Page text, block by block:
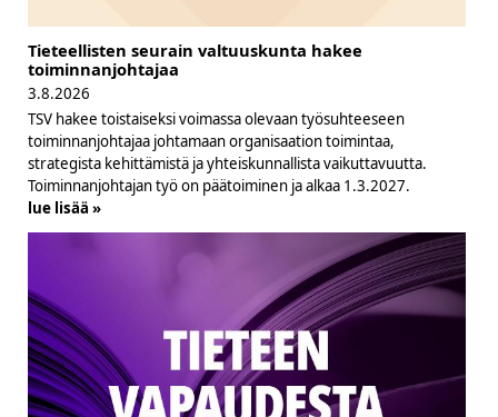
Tieteellisten seurain valtuuskunta hakee
toiminnanjohtajaa
3.8.2026
TSV hakee toistaiseksi voimassa olevaan työsuhteeseen
toiminnanjohtajaa johtamaan organisaation toimintaa,
strategista kehittämistä ja yhteiskunnallista vaikuttavuutta.
Toiminnanjohtajan työ on päätoiminen ja alkaa 1.3.2027.
lue lisää »